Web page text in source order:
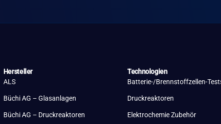
Hersteller
ALS
Büchi AG – Glasanlagen
Büchi AG – Druckreaktoren
Technologien
Batterie-/Brennstoffzellen-
Druckreaktoren
Elektrochemie Zubehör